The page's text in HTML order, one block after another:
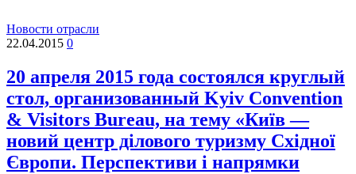
Новости отрасли
22.04.2015 0
20 апреля 2015 года состоялся круглый
стол, организованный Kyiv Convention
& Visitors Bureau, на тему «Київ —
новий центр ділового туризму Східної
Європи. Перспективи і напрямки